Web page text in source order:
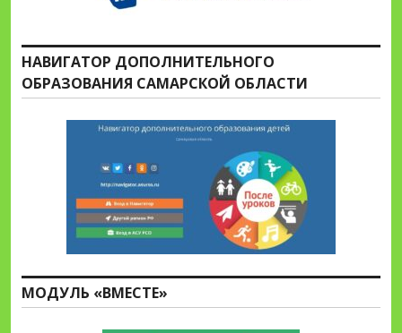
НАВИГАТОР ДОПОЛНИТЕЛЬНОГО
ОБРАЗОВАНИЯ САМАРСКОЙ ОБЛАСТИ
МОДУЛЬ «ВМЕСТЕ»